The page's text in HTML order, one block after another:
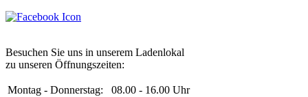
Besuchen Sie uns in unserem Ladenlokal
zu unseren Öffnungszeiten:
Montag - Donnerstag:
08.00 - 16.00 Uhr